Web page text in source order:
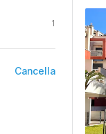
1
Cancella